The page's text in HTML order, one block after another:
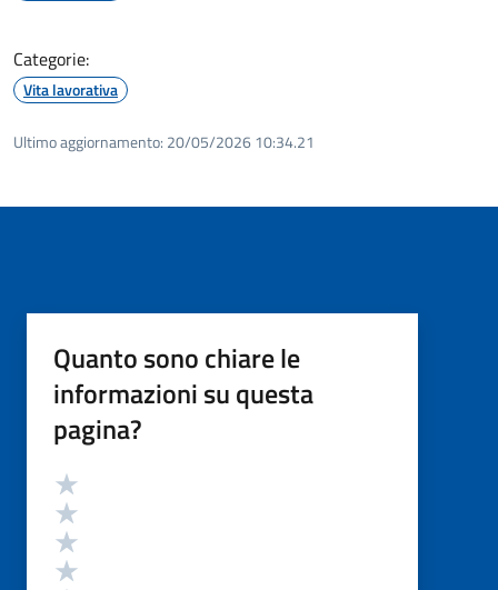
Categorie:
Vita lavorativa
Ultimo aggiornamento: 20/05/2026 10:34.21
Quanto sono chiare le
informazioni su questa
pagina?
Valutazione